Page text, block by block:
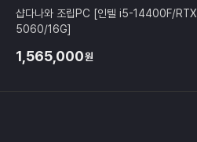
샵다나와 조립PC [인텔 i5-14400F/RTX
5060/16G]
1,565,000원